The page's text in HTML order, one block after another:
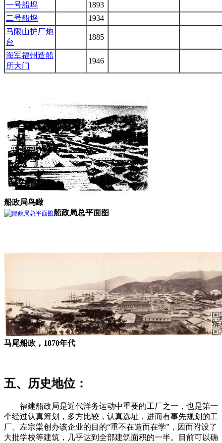
一号船坞
1893
二号船坞
1934
马限山护厂炮
台
1885
海军福州造船
所大门
1946
船政局鸟瞰
船政局总平面图
马尾船政，1870年代
五、历史地位：
福建船政局是近代洋务运动中重要的工厂之一，也是第一
个经过认真筹划，多方比较，认真选址，进而有事先规划的工
厂。左宗棠创办该企业的目的“重不在造而在学”，因而附设了
大批学校等建筑，几乎达到全部建筑面积的一半。目前可以确